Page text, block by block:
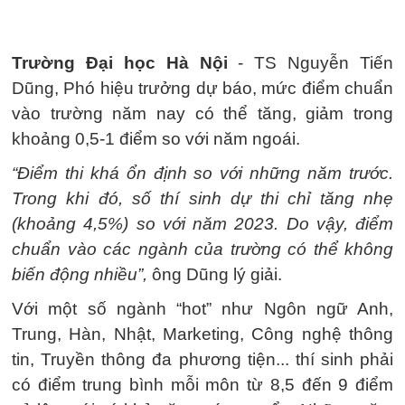
Trường Đại học Hà Nội - TS Nguyễn Tiến
Dũng, Phó hiệu trưởng dự báo, mức điểm chuẩn
vào trường năm nay có thể tăng, giảm trong
khoảng 0,5-1 điểm so với năm ngoái.
“Điểm thi khá ổn định so với những năm trước.
Trong khi đó, số thí sinh dự thi chỉ tăng nhẹ
(khoảng 4,5%) so với năm 2023. Do vậy, điểm
chuẩn vào các ngành của trường có thể không
biến động nhiều”, ông Dũng lý giải.
Với một số ngành “hot” như Ngôn ngữ Anh,
Trung, Hàn, Nhật, Marketing, Công nghệ thông
tin, Truyền thông đa phương tiện... thí sinh phải
có điểm trung bình mỗi môn từ 8,5 đến 9 điểm